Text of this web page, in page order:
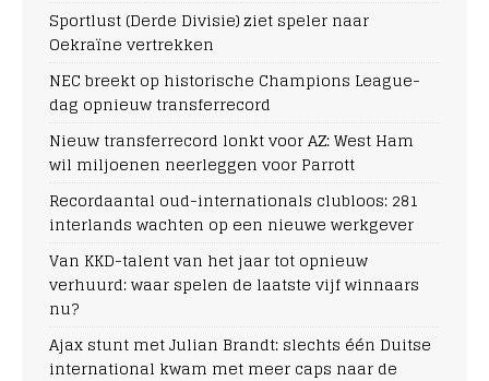
Sportlust (Derde Divisie) ziet speler naar
Oekraïne vertrekken
NEC breekt op historische Champions League-
dag opnieuw transferrecord
Nieuw transferrecord lonkt voor AZ: West Ham
wil miljoenen neerleggen voor Parrott
Recordaantal oud-internationals clubloos: 281
interlands wachten op een nieuwe werkgever
Van KKD-talent van het jaar tot opnieuw
verhuurd: waar spelen de laatste vijf winnaars
nu?
Ajax stunt met Julian Brandt: slechts één Duitse
international kwam met meer caps naar de